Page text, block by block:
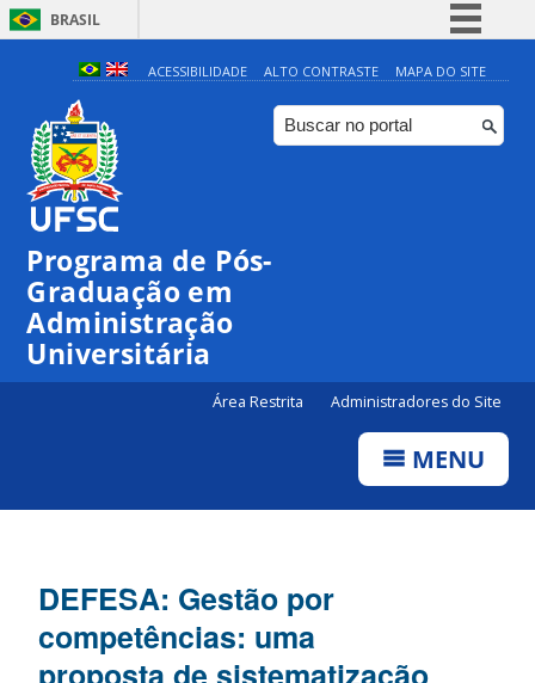
BRASIL
Simplifique!
Comunica BR
Participe
ACESSIBILIDADE ALTO CONTRASTE MAPA DO SITE
Programa de Pós-
Graduação em
Administração
Universitária
Área Restrita Administradores do Site
MENU
DEFESA: Gestão por
competências: uma
proposta de sistematização